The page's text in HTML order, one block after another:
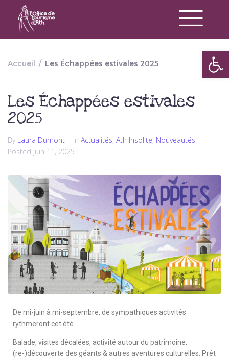
Accueil / Les Échappées estivales 2025
Les Échappées estivales
2025
By Laura Dumont In Actualités, Ath Insolite, Nouveautés
Posted juin 11, 2025
De mi-juin à mi-septembre, de sympathiques activités
rythmeront cet été.
Balade, visites décalées, activité autour du patrimoine,
(re-)découverte des géants & autres aventures culturelles. Prêt